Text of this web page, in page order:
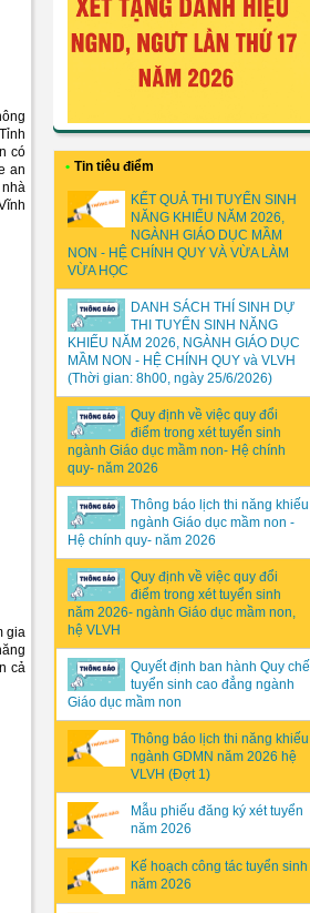
có
an
gia
cả
• Tin tiêu điểm
KẾT QUẢ THI TUYỂN SINH
NĂNG KHIẾU NĂM 2026,
NGÀNH GIÁO DỤC MẦM
NON - HỆ CHÍNH QUY VÀ VỪA LÀM
VỪA HỌC
DANH SÁCH THÍ SINH DỰ
THI TUYỂN SINH NĂNG
KHIẾU NĂM 2026, NGÀNH GIÁO DỤC
MẦM NON - HỆ CHÍNH QUY và VLVH
(Thời gian: 8h00, ngày 25/6/2026)
Quy định về việc quy đổi
điểm trong xét tuyển sinh
ngành Giáo dục mầm non- Hệ chính
quy- năm 2026
Thông báo lịch thi năng khiếu
ngành Giáo dục mầm non -
Hệ chính quy- năm 2026
Quy định về việc quy đổi
điểm trong xét tuyển sinh
năm 2026- ngành Giáo dục mầm non,
hệ VLVH
Quyết định ban hành Quy chế
tuyển sinh cao đẳng ngành
Giáo dục mầm non
Thông báo lịch thi năng khiếu
ngành GDMN năm 2026 hệ
VLVH (Đợt 1)
Mẫu phiếu đăng ký xét tuyển
năm 2026
Kế hoạch công tác tuyển sinh
năm 2026